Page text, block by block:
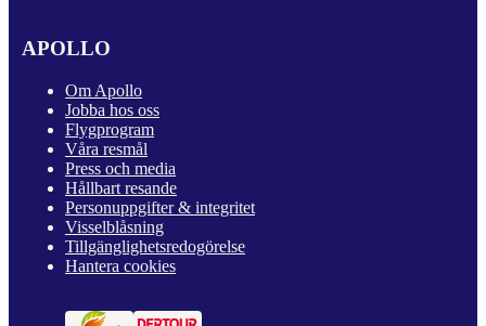
APOLLO
Om Apollo
Jobba hos oss
Flygprogram
Våra resmål
Press och media
Hållbart resande
Personuppgifter & integritet
Visselblåsning
Tillgänglighetsredogörelse
Hantera cookies